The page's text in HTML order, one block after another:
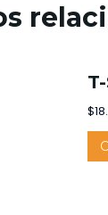
$